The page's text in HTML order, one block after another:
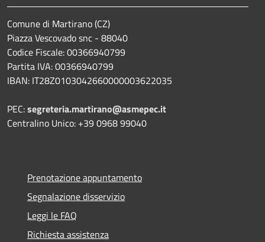
Comune di Martirano (CZ)
Piazza Vescovado snc - 88040
Codice Fiscale: 00366940799
Partita IVA: 00366940799
IBAN: IT28Z0103042660000003622035
PEC:segreteria.martirano@asmepec.it
Centralino Unico: +39 0968 99040
Prenotazione appuntamento
Segnalazione disservizio
Leggi le FAQ
Richiesta assistenza